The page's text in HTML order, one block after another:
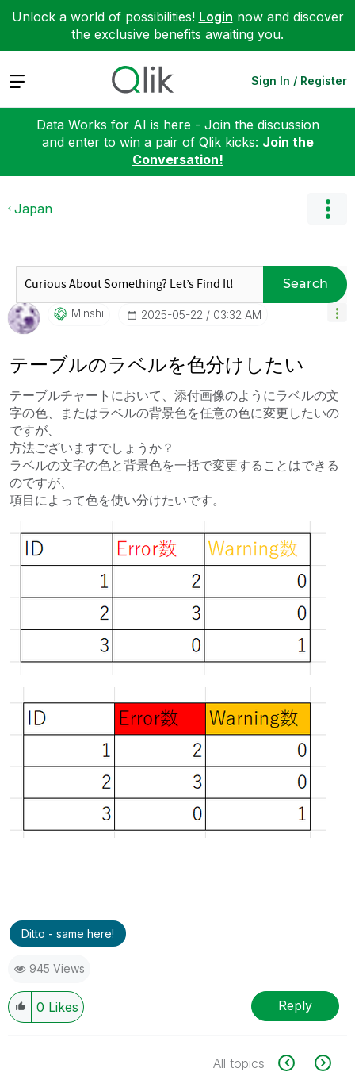
Unlock a world of possibilities! Login now and discover
the exclusive benefits awaiting you.
Expand Sign In / Register
Data Works for AI is here - Join the discussion
and enter to win a pair of Qlik kicks: Join the
Conversation!
Japan
Search
Minshi ‎2025-05-22 03:32 AM
テーブルのラベルを色分けしたい
テーブルチャートにおいて、添付画像のようにラベルの文
字の色、またはラベルの背景色を任意の色に変更したいの
ですが、
方法ございますでしょうか？
ラベルの文字の色と背景色を一括で変更することはできる
のですが、
項目によって色を使い分けたいです。
Ditto - same here!
945 Views
0 Likes Reply
All topics